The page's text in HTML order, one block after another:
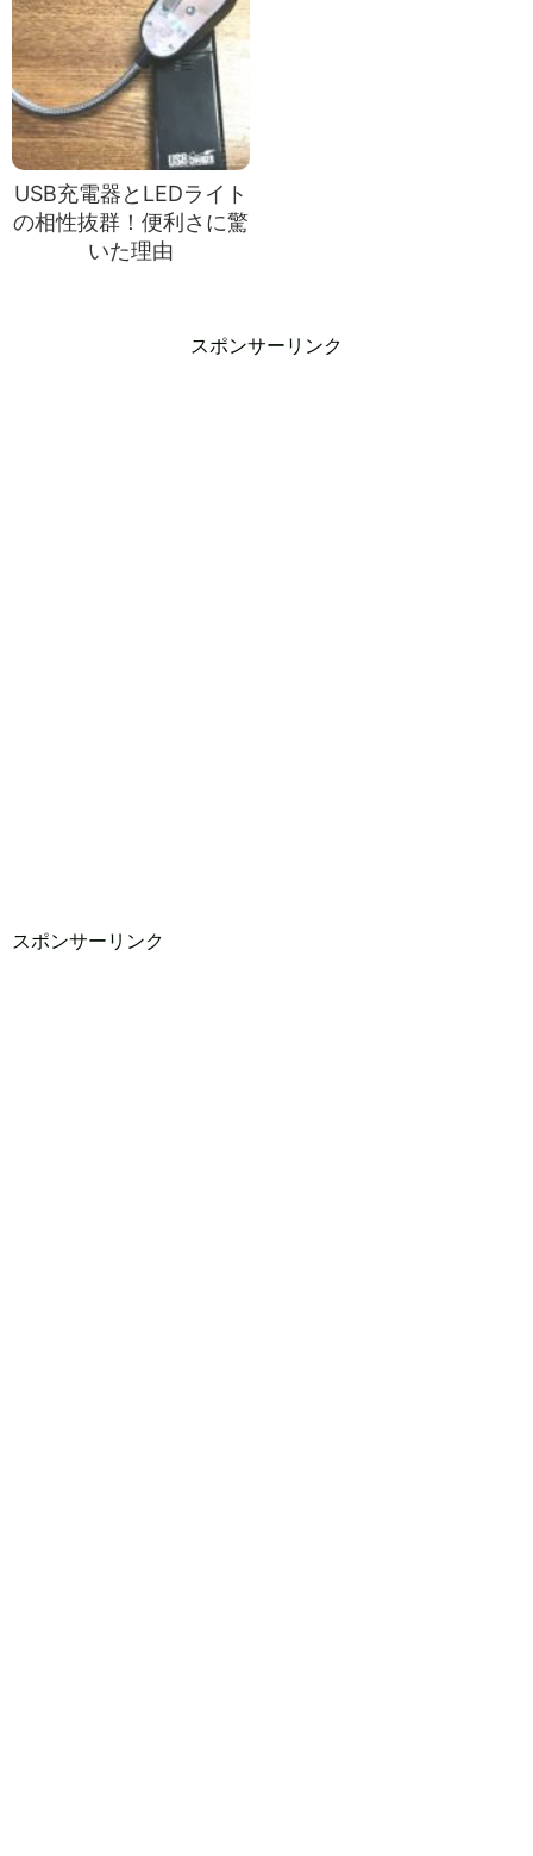
USB充電器とLEDライト
の相性抜群！便利さに驚
いた理由
スポンサーリンク
スポンサーリンク